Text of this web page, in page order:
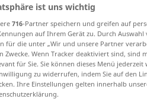
ist uns wichtig
716-Partner speichern und greifen auf
auf Ihrem Gerät zu. Durch
für die unter „Wir und unsere Partner
Zwecke. Wenn Tracker deaktiviert sind, sind
für Sie. Sie können dieses Menü
zu widerrufen, indem Sie auf den
Ihre Einstellungen gelten innerhalb